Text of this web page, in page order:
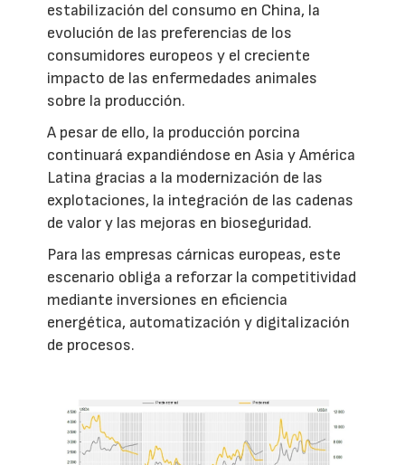
estabilización del consumo en China, la
evolución de las preferencias de los
consumidores europeos y el creciente
impacto de las enfermedades animales
sobre la producción.
A pesar de ello, la producción porcina
continuará expandiéndose en Asia y América
Latina gracias a la modernización de las
explotaciones, la integración de las cadenas
de valor y las mejoras en bioseguridad.
Para las empresas cárnicas europeas, este
escenario obliga a reforzar la competitividad
mediante inversiones en eficiencia
energética, automatización y digitalización
de procesos.